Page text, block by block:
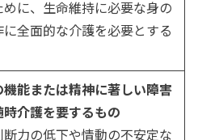
めに、生命維持に必要な身の
全面的な介護を必要とする
能または精神に著しい障害
介護を要するもの
力の低下や情動の不安定な